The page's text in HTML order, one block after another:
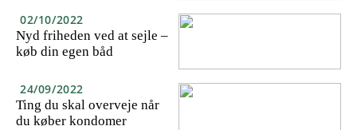
02/10/2022
Nyd friheden ved at sejle –
køb din egen båd
24/09/2022
Ting du skal overveje når
du køber kondomer